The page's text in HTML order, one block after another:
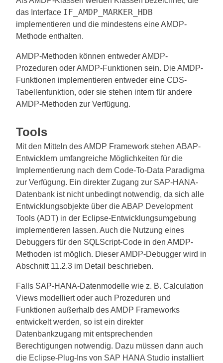
das Interface IF_AMDP_MARKER_HDB
implementieren und die mindestens eine AMDP-
Methode enthalten.
AMDP-Methoden können entweder AMDP-
Prozeduren oder AMDP-Funktionen sein. Die AMDP-
Funktionen implementieren entweder eine CDS-
Tabellenfunktion, oder sie stehen intern für andere
AMDP-Methoden zur Verfügung.
Tools
Mit den Mitteln des AMDP Framework stehen ABAP-
Entwicklern umfangreiche Möglichkeiten für die
Implementierung nach dem Code-To-Data Paradigma
zur Verfügung. Ein direkter Zugang zur SAP-HANA-
Datenbank ist nicht unbedingt notwendig, da sich alle
Entwicklungsobjekte über die ABAP Development
Tools (ADT) in der Eclipse-Entwicklungsumgebung
implementieren lassen. Auch die Nutzung eines
Debuggers für den SQLScript-Code in den AMDP-
Methoden ist möglich. Dieser AMDP-Debugger wird in
Abschnitt 11.2.3 im Detail beschrieben.
Falls SAP-HANA-Datenmodelle wie z. B. Calculation
Views modelliert oder auch Prozeduren und
Funktionen außerhalb des AMDP Frameworks
entwickelt werden, so ist ein direkter
Datenbankzugang mit entsprechenden
Berechtigungen notwendig. Dazu müssen dann auch
die Eclipse-Plug-Ins von SAP HANA Studio installiert